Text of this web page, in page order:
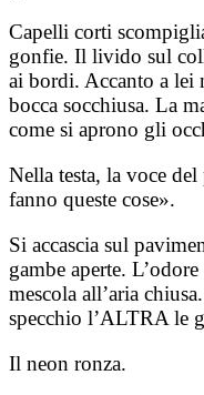
Capelli corti
gonfie. Il livido sul
ai bordi. Accanto a lei
bocca socchiusa. La
come si aprono gli
Nella testa, la voce
fanno queste cose».
Si accascia sul
gambe aperte.
mescola all’aria
specchio l’ALTRA le
Il neon ronza.